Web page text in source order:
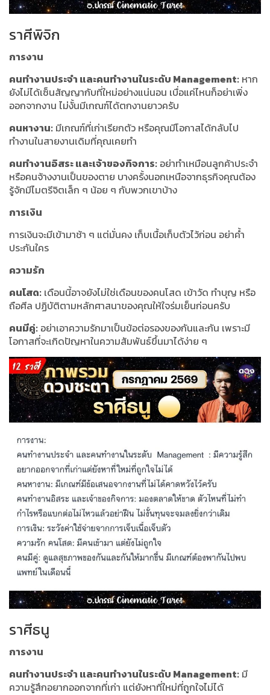
ราศีพิจิก
การงาน
คนทำงานประจำ และคนทำงานในระดับ Management: หาก
ยังไม่ได้เซ็นสัญญากับที่ใหม่อย่างแน่นอน เบื่อแค่ไหนก็อย่าเพิ่ง
ออกจากงาน ไม่งั้นมีเกณฑ์ได้ตกงานยาวครับ
คนหางาน: มีเกณฑ์ที่เก่าเรียกตัว หรือคุณมีโอกาสได้กลับไป
ทำงานในสายงานเดิมที่คุณเคยทำ
คนทำงานอิสระ และเจ้าของกิจการ: อย่าทำเหมือนลูกค้าประจำ
หรือคนจ้างงานเป็นของตาย บางครั้งนอกเหนือจากธุรกิจคุณต้อง
รู้จักมีไมตรีจิตเล็ก ๆ น้อย ๆ กับพวกเขาบ้าง
การเงิน
การเงินจะมีเข้ามาช้า ๆ แต่มั่นคง เก็บเนื้อเก็บตัวไว้ก่อน อย่าค้ำ
ประกันใคร
ความรัก
คนโสด: เดือนนี้อาจยังไม่ใช่เดือนของคนโสด เข้าวัด ทำบุญ หรือ
ถือศีล ปฏิบัติตามหลักศาสนาของคุณให้ใจร่มเย็นก่อนครับ
คนมีคู่: อย่าเอาความรักมาเป็นข้อต่อรองของกันและกัน เพราะมี
โอกาสที่จะเกิดปัญหาในความสัมพันธ์ขึ้นมาได้ง่าย ๆ
ราศีธนู
การงาน
คนทำงานประจำ และคนทำงานในระดับ Management: มี
ความรู้สึกอยากออกจากที่เก่า แต่ยังหาที่ใหม่ที่ถูกใจไม่ได้